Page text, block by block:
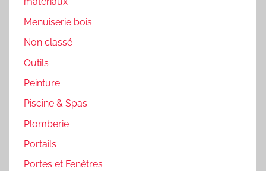
Menuiserie bois
Non classé
Outils
Peinture
Piscine & Spas
Plomberie
Portails
Portes et Fenêtres